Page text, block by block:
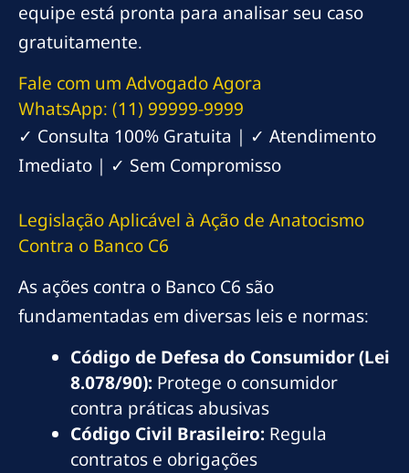
equipe está pronta para analisar seu caso
gratuitamente.
Fale com um Advogado Agora
WhatsApp: (11) 99999-9999
✓ Consulta 100% Gratuita | ✓ Atendimento
Imediato | ✓ Sem Compromisso
Legislação Aplicável à Ação de Anatocismo
Contra o Banco C6
As ações contra o Banco C6 são
fundamentadas em diversas leis e normas:
Código de Defesa do Consumidor (Lei
8.078/90): Protege o consumidor
contra práticas abusivas
Código Civil Brasileiro: Regula
contratos e obrigações